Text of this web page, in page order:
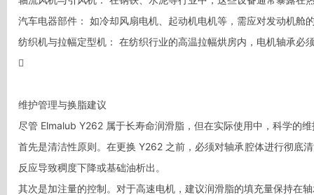
汽车电器部件： 如冷却风扇电机、起动机电机等，需应对发动机舱
纺织机与拉幅定型机： 在纺织行业的高温拉幅烘房内，电机轴承必

维护管理与换脂建议
尽管 Elmalub Y262 属于长寿命润滑脂，但在实际使用中，科学的
首先是清洁性原则。在更换 Y262 之前，必须对轴承腔体进行彻底
反应导致稠度下降或基础油析出。
其次是加注量的控制。对于高速电机，建议润滑脂的填充量保持在